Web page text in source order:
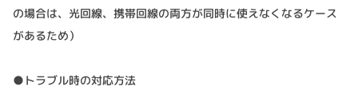
の場合は、光回線、携帯回線の両方が同時に使えなくなるケース
があるため）
●トラブル時の対応方法